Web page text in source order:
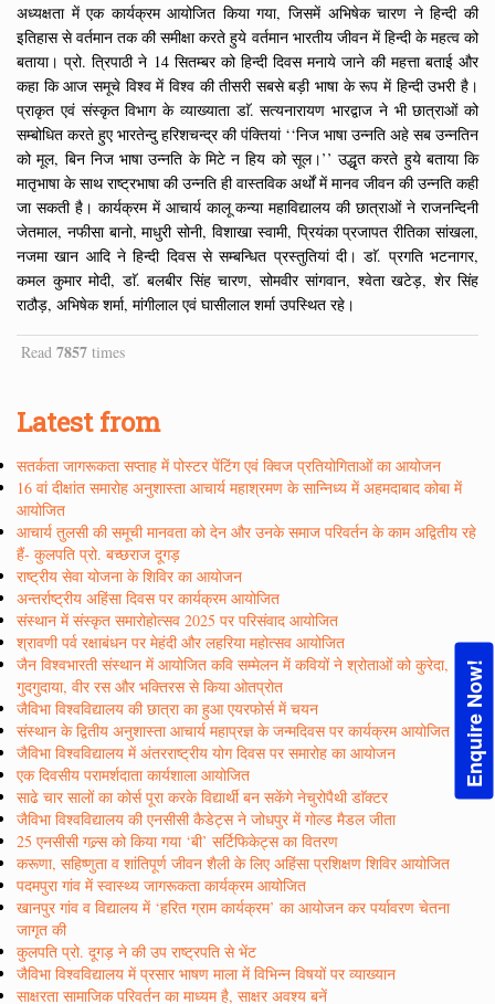
Enquire Now!
अध्यक्षता में एक कार्यक्रम आयोजित किया गया, जिसमें अभिषेक चारण ने हिन्दी की
इतिहास से वर्तमान तक की समीक्षा करते हुये वर्तमान भारतीय जीवन में हिन्दी के महत्व को
बताया। प्रो. त्रिपाठी ने 14 सितम्बर को हिन्दी दिवस मनाये जाने की महत्ता बताई और
कहा कि आज समूचे विश्व में विश्व की तीसरी सबसे बड़ी भाषा के रूप में हिन्दी उभरी है।
प्राकृत एवं संस्कृत विभाग के व्याख्याता डाॅ. सत्यनारायण भारद्वाज ने भी छात्राओं को
सम्बोधित करते हुए भारतेन्दु हरिशचन्द्र की पंक्तियां ‘‘निज भाषा उन्नति अहे सब उन्नतिन
को मूल, बिन निज भाषा उन्नति के मिटे न हिय को सूल।’’ उद्धृत करते हुये बताया कि
मातृभाषा के साथ राष्ट्रभाषा की उन्नति ही वास्तविक अर्थों में मानव जीवन की उन्नति कही
जा सकती है। कार्यक्रम में आचार्य कालू कन्या महाविद्यालय की छात्राओं ने राजनन्दिनी
जेतमाल, नफीसा बानो, माधुरी सोनी, विशाखा स्वामी, प्रियंका प्रजापत रीतिका सांखला,
नजमा खान आदि ने हिन्दी दिवस से सम्बन्धित प्रस्तुतियां दी। डाॅ. प्रगति भटनागर,
कमल कुमार मोदी, डाॅ. बलबीर सिंह चारण, सोमवीर सांगवान, श्वेता खटेड़, शेर सिंह
राठौड़, अभिषेक शर्मा, मांगीलाल एवं घासीलाल शर्मा उपस्थित रहे।
Read 7857 times
Latest from
सतर्कता जागरूकता सप्ताह में पोस्टर पेंटिंग एवं क्विज प्रतियोगिताओं का आयोजन
16 वां दीक्षांत समारोह अनुशास्ता आचार्य महाश्रमण के सान्निध्य में अहमदाबाद कोबा में
आयोजित
आचार्य तुलसी की समूची मानवता को देन और उनके समाज परिवर्तन के काम अद्वितीय रहे
हैं- कुलपति प्रो. बच्छराज दूगड़
राष्ट्रीय सेवा योजना के शिविर का आयोजन
अन्तर्राष्ट्रीय अहिंसा दिवस पर कार्यक्रम आयोजित
संस्थान में संस्कृत समारोहोत्सव 2025 पर परिसंवाद आयोजित
श्रावणी पर्व रक्षाबंधन पर मेहंदी और लहरिया महोत्सव आयोजित
जैन विश्वभारती संस्थान में आयोजित कवि सम्मेलन में कवियों ने श्रोताओं को कुरेदा,
गुदगुदाया, वीर रस और भक्तिरस से किया ओतप्रोत
जैविभा विश्वविद्यालय की छात्रा का हुआ एयरफोर्स में चयन
संस्थान के द्वितीय अनुशास्ता आचार्य महाप्रज्ञ के जन्मदिवस पर कार्यक्रम आयोजित
जैविभा विश्वविद्यालय में अंतरराष्ट्रीय योग दिवस पर समारोह का आयोजन
एक दिवसीय परामर्शदाता कार्यशाला आयोजित
साढे चार सालों का कोर्स पूरा करके विद्यार्थी बन सकेंगे नेचुरोपैथी डाॅक्टर
जैविभा विश्वविद्यालय की एनसीसी कैडेट्स ने जोधपुर में गोल्ड मैडल जीता
25 एनसीसी गल्र्स को किया गया ‘बी’ सर्टिफिकेट्स का वितरण
करूणा, सहिष्णुता व शांतिपूर्ण जीवन शैली के लिए अहिंसा प्रशिक्षण शिविर आयोजित
पदमपुरा गांव में स्वास्थ्य जागरूकता कार्यक्रम आयोजित
खानपुर गांव व विद्यालय में ‘हरित ग्राम कार्यक्रम’ का आयोजन कर पर्यावरण चेतना
जागृत की
कुलपति प्रो. दूगड़ ने की उप राष्ट्रपति से भेंट
जैविभा विश्वविद्यालय में प्रसार भाषण माला में विभिन्न विषयों पर व्याख्यान
साक्षरता सामाजिक परिवर्तन का माध्यम है, साक्षर अवश्य बनें